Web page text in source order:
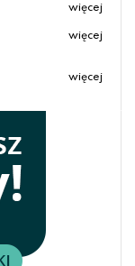
więcej
więcej
więcej